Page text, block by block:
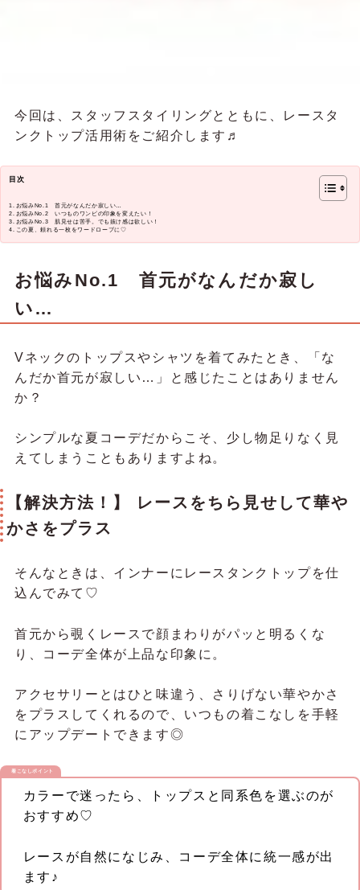
今回は、スタッフスタイリングとともに、レースタ
ンクトップ活用術をご紹介します♬
目次
お悩みNo.1 首元がなんだか寂しい…
お悩みNo.2 いつものワンピの印象を変えたい！
お悩みNo.3 肌見せは苦手。でも抜け感は欲しい！
この夏、頼れる一枚をワードローブに♡
お悩みNo.1 首元がなんだか寂し
い…
Vネックのトップスやシャツを着てみたとき、「な
んだか首元が寂しい…」と感じたことはありません
か？
シンプルな夏コーデだからこそ、少し物足りなく見
えてしまうこともありますよね。
【解決方法！】 レースをちら見せして華や
かさをプラス
そんなときは、インナーにレースタンクトップを仕
込んでみて♡
首元から覗くレースで顔まわりがパッと明るくな
り、コーデ全体が上品な印象に。
アクセサリーとはひと味違う、さりげない華やかさ
をプラスしてくれるので、いつもの着こなしを手軽
にアップデートできます◎
着こなしポイント
カラーで迷ったら、トップスと同系色を選ぶのが
おすすめ♡
レースが自然になじみ、コーデ全体に統一感が出
ます♪